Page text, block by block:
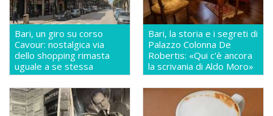
Bari, un giro su corso
Cavour: nostalgica via
dello shopping rimasta
uguale a se stessa
Bari, la storia e i segreti di
Palazzo Colonna De
Robertis: «Qui c'è ancora
la scrivania di Aldo Moro»